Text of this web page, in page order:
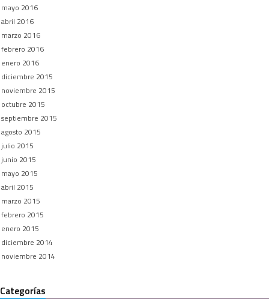
mayo 2016
abril 2016
marzo 2016
febrero 2016
enero 2016
diciembre 2015
noviembre 2015
octubre 2015
septiembre 2015
agosto 2015
julio 2015
junio 2015
mayo 2015
abril 2015
marzo 2015
febrero 2015
enero 2015
diciembre 2014
noviembre 2014
Categorías